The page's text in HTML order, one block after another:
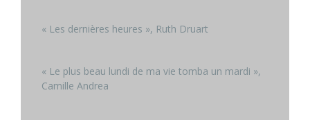
« Les dernières heures », Ruth Druart
« Le plus beau lundi de ma vie tomba un mardi »,
Camille Andrea